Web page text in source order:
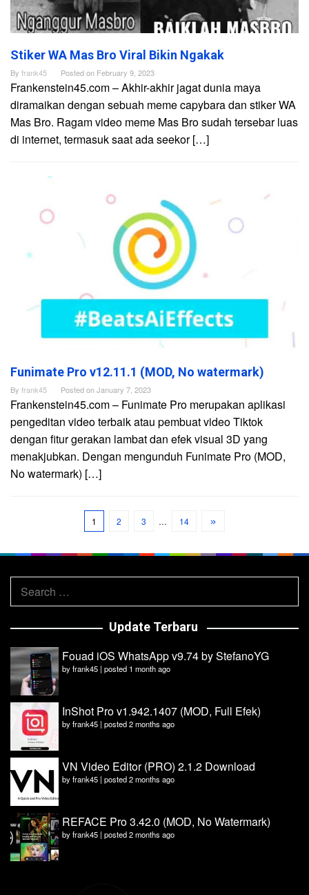
Stiker WA Mas Bro Viral Bikin Ngakak
By frank45 Posted on February 9, 2023
Frankenstein45.com – Akhir-akhir jagat dunia maya
diramaikan dengan sebuah meme capybara dan stiker WA
Mas Bro. Ragam video meme Mas Bro sudah tersebar luas
di internet, termasuk saat ada seekor […]
Funimate Pro v12.11.1 (MOD, No watermark)
By frank45 Posted onJanuary 7, 2023
Frankenstein45.com – Funimate Pro merupakan aplikasi
pengeditan video terbaik atau pembuat video Tiktok
dengan fitur gerakan lambat dan efek visual 3D yang
menakjubkan. Dengan mengunduh Funimate Pro (MOD,
No watermark) […]
1 2 3 … 14
Search
for:
Update Terbaru
Fouad iOS WhatsApp v9.74 by StefanoYG
byfrank45 | posted 1 month ago
InShot Pro v1.942.1407 (MOD, Full Efek)
byfrank45 | posted 2 months ago
VN Video Editor (PRO) 2.1.2 Download
byfrank45 | posted 2 months ago
REFACE Pro 3.42.0 (MOD, No Watermark)
byfrank45 | posted 2 months ago